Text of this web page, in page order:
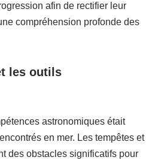
afin de rectifier leur
compréhension profonde des
les outils
astronomiques était
en mer. Les tempêtes et
des obstacles significatifs pour